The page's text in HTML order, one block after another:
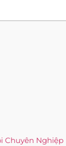
Chuyên Nghiệp